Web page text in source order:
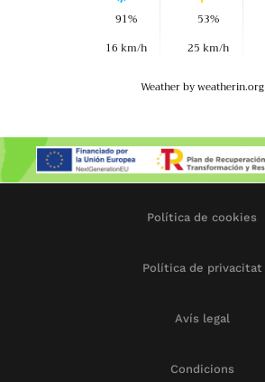
91%
16 km/h
53%
25 km/h
Weatherby weatherin.org
Política de cookies
Política de privacitat
Avís legal
Condicions